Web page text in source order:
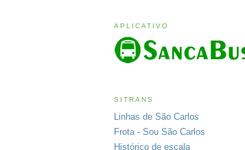
APLICATIVO
SITRANS
Linhas de São Carlos
Frota - Sou São Carlos
Histórico de escala